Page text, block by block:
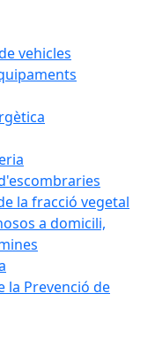
vehicles
la fracció vegetal
a domicili,
la Prevenció de